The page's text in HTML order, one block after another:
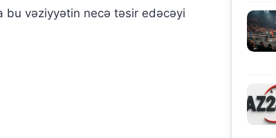
bu vəziyyətin necə təsir edəcəyi